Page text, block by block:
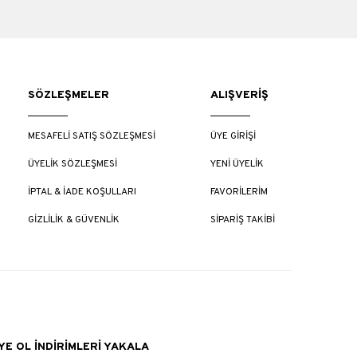
SÖZLEŞMELER
MESAFELİ SATIŞ SÖZLEŞMESİ
ÜYELİK SÖZLEŞMESİ
İPTAL & İADE KOŞULLARI
GİZLİLİK & GÜVENLİK
ALIŞVERİŞ
ÜYE GİRİŞİ
YENİ ÜYELİK
FAVORİLERİM
SİPARİŞ TAKİBİ
OL İNDİRİMLERİ YAKALA